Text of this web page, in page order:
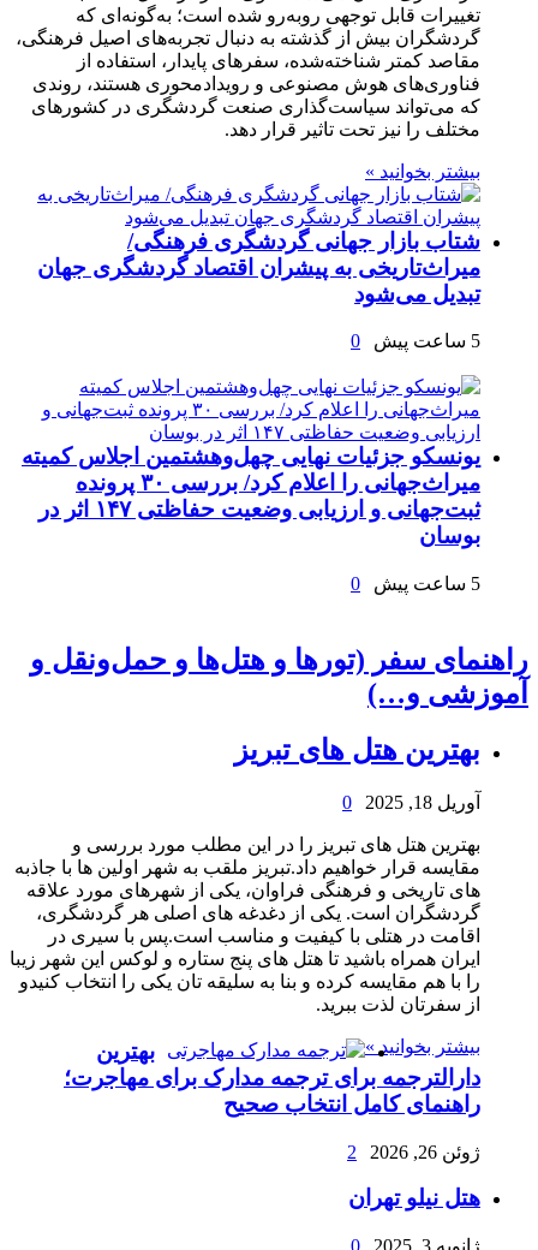
تغییرات قابل توجهی روبه‌رو شده است؛ به‌گونه‌ای که
گردشگران بیش از گذشته به دنبال تجربه‌های اصیل فرهنگی،
مقاصد کمتر شناخته‌شده، سفرهای پایدار، استفاده از
فناوری‌های هوش مصنوعی و رویدادمحوری هستند، روندی
که می‌تواند سیاست‌گذاری صنعت گردشگری در کشورهای
مختلف را نیز تحت تاثیر قرار دهد.
بیشتر بخوانید »
شتاب بازار جهانی گردشگری فرهنگی/
میراث‌تاریخی به پیشران اقتصاد گردشگری جهان
تبدیل می‌شود
5 ساعت پیش 0
یونسکو جزئیات نهایی چهل‌وهشتمین اجلاس کمیته
میراث‌جهانی را اعلام کرد/ بررسی ۳۰ پرونده
ثبت‌جهانی و ارزیابی وضعیت حفاظتی ۱۴۷ اثر در
بوسان
5 ساعت پیش 0
راهنمای سفر (تورها و هتل‌ها و حمل‌و‌نقل و
آموزشی و…)
بهترین هتل های تبریز
آوریل 18, 2025 0
بهترین هتل های تبریز را در این مطلب مورد بررسی و
مقایسه قرار خواهیم داد.تبریز ملقب به شهر اولین ها با جاذبه
های تاریخی و فرهنگی فراوان، یکی از شهرهای مورد علاقه
گردشگران است. یکی از دغدغه های اصلی هر گردشگری،
اقامت در هتلی با کیفیت و مناسب است.پس با سیری در
ایران همراه باشید تا هتل های پنج ستاره و لوکس این شهر زیبا
را با هم مقایسه کرده و بنا به سلیقه تان یکی را انتخاب کنیدو
از سفرتان لذت ببرید.
بیشتر بخوانید »
بهترین
دارالترجمه برای ترجمه مدارک برای مهاجرت؛
راهنمای کامل انتخاب صحیح
ژوئن 26, 2026 2
هتل نیلو تهران